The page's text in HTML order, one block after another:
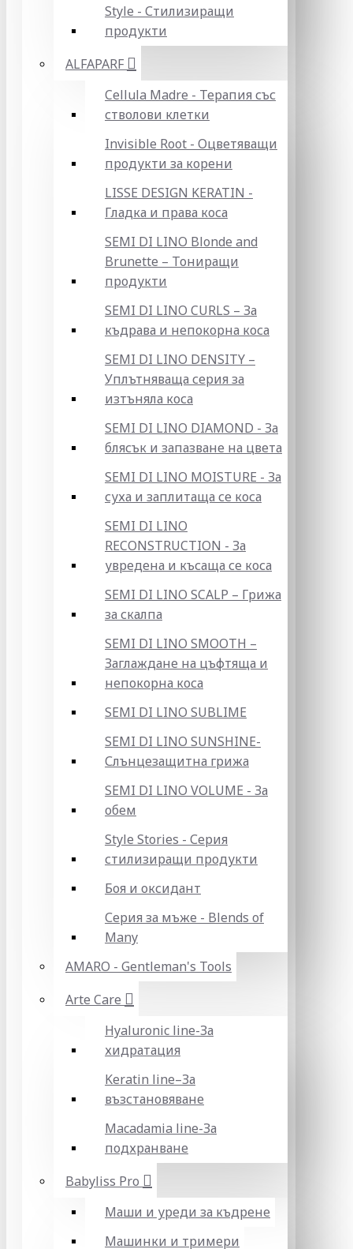
Style - Стилизиращи
продукти
ALFAPARF
Cellula Madre - Терапия със
стволови клетки
Invisible Root - Оцветяващи
продукти за корени
LISSE DESIGN KERATIN -
Гладка и права коса
SEMI DI LINO Blonde and
Brunette – Тониращи
продукти
SEMI DI LINO CURLS – За
къдрава и непокорна коса
SEMI DI LINO DENSITY –
Уплътняваща серия за
изтъняла коса
SEMI DI LINO DIAMOND - За
блясък и запазване на цвета
SEMI DI LINO MOISTURE - За
суха и заплитаща се коса
SEMI DI LINO
RECONSTRUCTION - За
увредена и късаща се коса
SEMI DI LINO SCALP – Грижа
за скалпа
SEMI DI LINO SMOOTH –
Заглаждане на цъфтяща и
непокорна коса
SEMI DI LINO SUBLIME
SEMI DI LINO SUNSHINE-
Слънцезащитна грижа
SEMI DI LINO VOLUME - За
обем
Style Stories - Серия
стилизиращи продукти
Боя и оксидант
Серия за мъже - Blends of
Many
AMARO - Gentleman's Tools
Arte Care
Hyaluronic line-За
хидратация
Keratin line–За
възстановяване
Macadamia line-За
подхранване
Babyliss Pro
Маши и уреди за къдрене
Машинки и тримери